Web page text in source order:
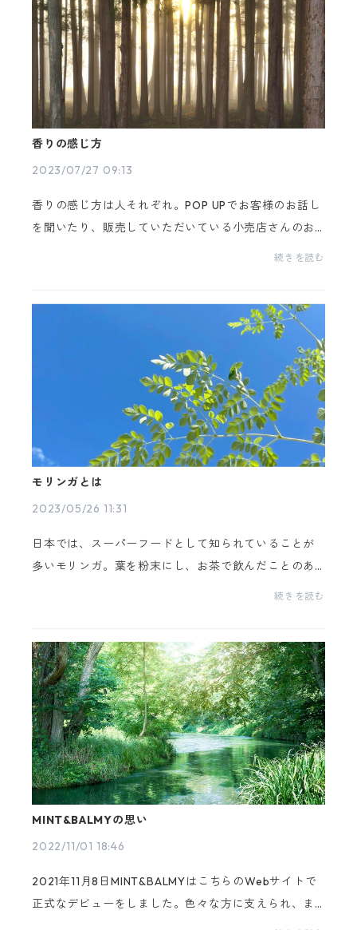
香りの感じ方
2023/07/27 09:13
香りの感じ方は人それぞれ。POP UPでお客様のお話し
を聞いたり、販売していただいている小売店さんのお
話しを聞いている中であらためてそう感じました。MIN
続きを読む
モリンガとは
2023/05/26 11:31
日本では、スーパーフードとして知られていることが
多いモリンガ。葉を粉末にし、お茶で飲んだことのあ
る方はいらっしゃるのではないでしょうか。今回は、
続きを読む
MINT&BALMYの思い
2022/11/01 18:46
2021年11月8日MINT&BALMYはこちらのWebサイトで
正式なデビューをしました。色々な方に支えられ、ま
もなく1周年を迎えることができることを心から嬉しく